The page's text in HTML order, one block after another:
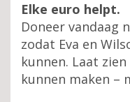
Elke euro helpt.
Doneer vandaag
zodat Eva en
kunnen. Laat
kunnen maken –